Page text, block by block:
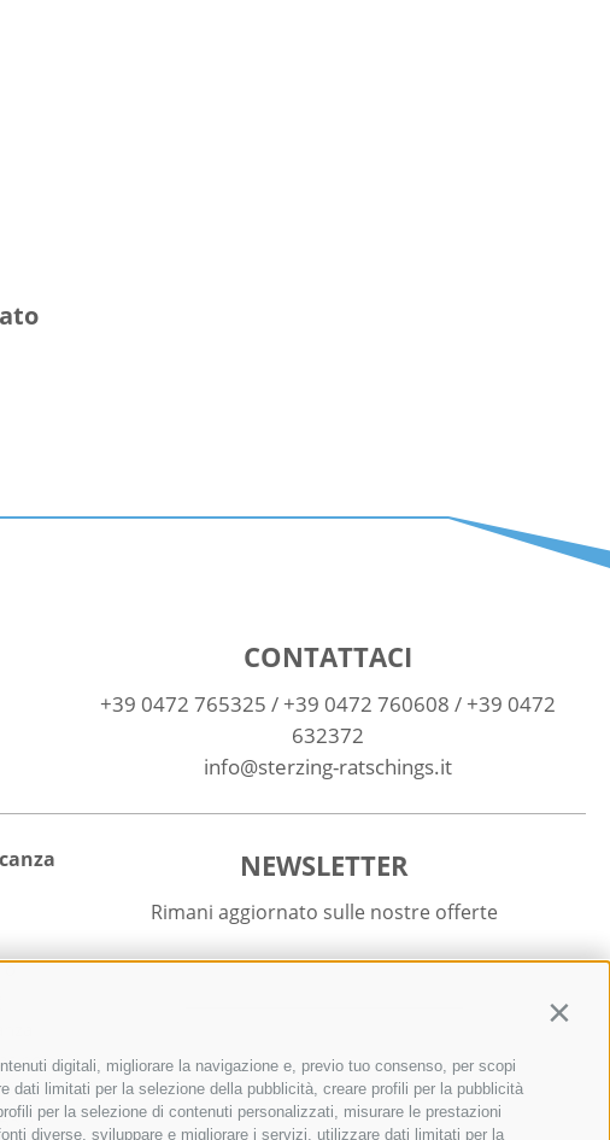
digitali, migliorare la navigazione e, previo tuo consenso, per scopi
limitati per la selezione della pubblicità, creare profili per la pubblicità
per la selezione di contenuti personalizzati, misurare le prestazioni
diverse, sviluppare e migliorare i servizi, utilizzare dati limitati per la
CONTATTACI
+39 0472 765325 / +39 0472 760608 / +39 0472
632372
info@sterzing-ratschings.it
NEWSLETTER
Rimani aggiornato sulle nostre offerte
Registrati